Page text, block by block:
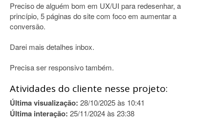
Preciso de alguém bom em UX/UI para redesenhar, a
princípio, 5 páginas do site com foco em aumentar a
conversão.
Darei mais detalhes inbox.
Precisa ser responsivo também.
Atividades do cliente nesse projeto:
Última visualização: 28/10/2025 às 10:41
Última interação: 25/11/2024 às 23:38